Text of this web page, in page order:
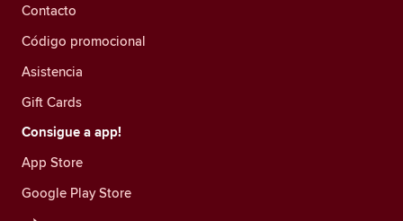
Contacto
Código promocional
Asistencia
Gift Cards
Consigue a app!
App Store
Google Play Store